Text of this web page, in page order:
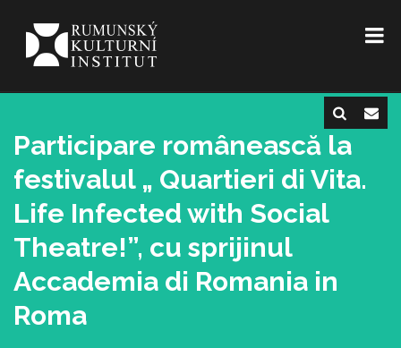
Participare românească la
festivalul „ Quartieri di Vita.
Life Infected with Social
Theatre!”, cu sprijinul
Accademia di Romania in
Roma